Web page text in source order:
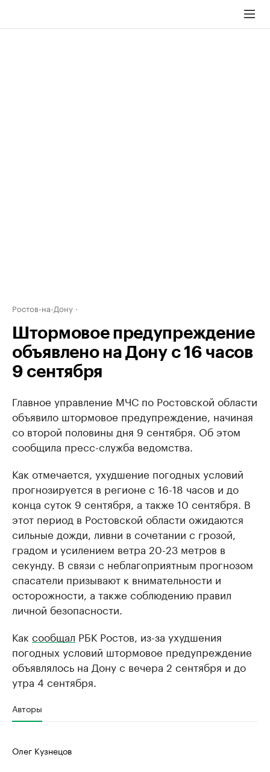
Ростов-на-Дону
Штормовое предупреждение
объявлено на Дону с 16 часов
9 сентября
Главное управление МЧС по Ростовской области
объявило штормовое предупреждение, начиная
со второй половины дня 9 сентября. Об этом
сообщила пресс-служба ведомства.
Как отмечается, ухудшение погодных условий
прогнозируется в регионе с 16-18 часов и до
конца суток 9 сентября, а также 10 сентября. В
этот период в Ростовской области ожидаются
сильные дожди, ливни в сочетании с грозой,
градом и усилением ветра 20-23 метров в
секунду. В связи с неблагоприятным прогнозом
спасатели призывают к внимательности и
осторожности, а также соблюдению правил
личной безопасности.
Как сообщал РБК Ростов, из-за ухудшения
погодных условий штормовое предупреждение
объявлялось на Дону с вечера 2 сентября и до
утра 4 сентября.
Авторы
Олег Кузнецов